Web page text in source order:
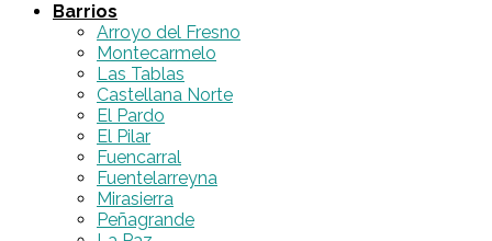
Barrios
Arroyo del Fresno
Montecarmelo
Las Tablas
Castellana Norte
El Pardo
El Pilar
Fuencarral
Fuentelarreyna
Mirasierra
Peñagrande